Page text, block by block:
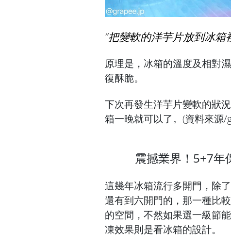
把變軟的洋芋片放到冰箱
原理是，冰箱的溫度及相對
復酥脆。
下次再發生洋芋片變軟的狀
箱一晚就可以了。(資料來源/
震撼業界！5+7年
這幾年冰箱流行多開門，除
還有到六開門的，那一種比
的空間，不然如果選一級節
凍效果則是看冰箱的設計。